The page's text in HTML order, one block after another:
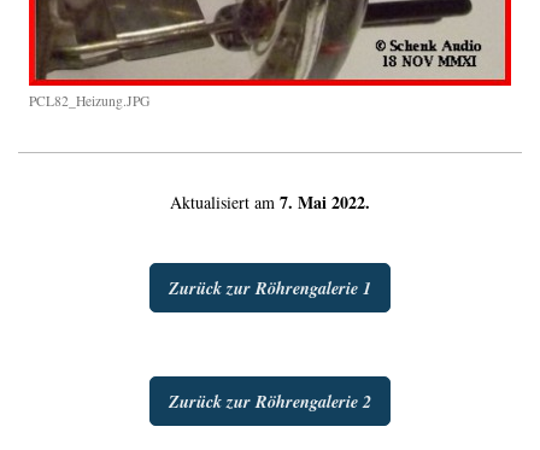
PCL82_Heizung.JPG
Aktualisiert am 7. Mai 2022.
Zurück zur Röhrengalerie 1
Zurück zur Röhrengalerie 2